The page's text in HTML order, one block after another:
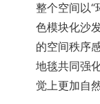
整个空间以“
色模块化沙
的空间秩序
地毯共同强
觉上更加自